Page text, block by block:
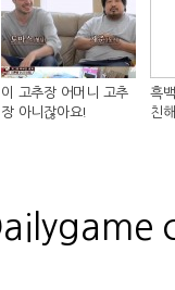
이 고추장 어머니 고추
장 아니잖아요!
흑
친